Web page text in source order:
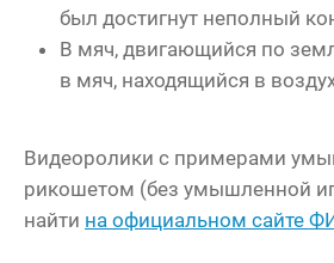
был достигнут неполный
В мяч, двигающийся по
в мяч, находящийся в
Видеоролики с примерами
рикошетом (без умышленной
найти на официальном сайте